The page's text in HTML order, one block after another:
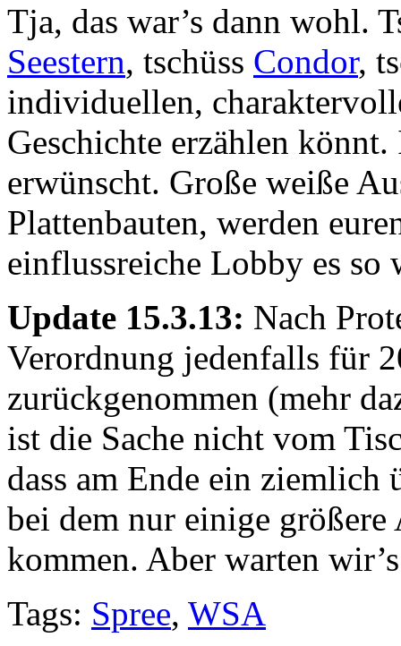
Tja, das war’s dann wohl.
Seestern, tschüss Condor,
individuellen,
Geschichte erzählen
erwünscht. Große weiße
Plattenbauten, werden
einflussreiche Lobby es so
Update 15.3.13: Nach
Verordnung jedenfalls für
zurückgenommen (mehr
ist die Sache nicht vom
dass am Ende ein
bei dem nur einige
kommen. Aber warten
Tags: Spree, WSA